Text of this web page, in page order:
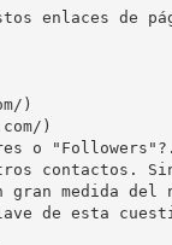
enlaces de
)
)
o
contactos.
medida del
de esta